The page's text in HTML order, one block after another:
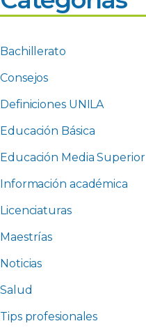
Bachillerato
Consejos
Definiciones UNILA
Educación Básica
Educación Media Superior
Información académica
Licenciaturas
Maestrías
Noticias
Salud
Tips profesionales